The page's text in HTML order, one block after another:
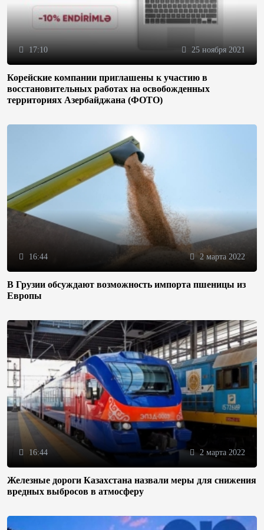
17:10 25 ноября 2021
Корейские компании приглашены к участию в
восстановительных работах на освобожденных
территориях Азербайджана (ФОТО)
16:44 2 марта 2022
В Грузии обсуждают возможность импорта пшеницы из
Европы
16:44 2 марта 2022
Железные дороги Казахстана назвали меры для снижения
вредных выбросов в атмосферу